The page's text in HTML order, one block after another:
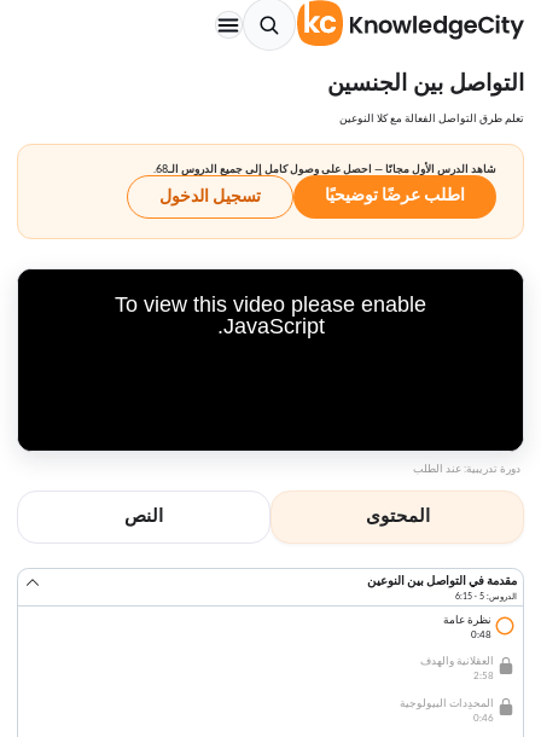
التواصل بين الجنسين
تعلم طرق التواصل الفعالة مع كلا النوعين
شاهد الدرس الأول مجانًا — احصل على وصول كامل إلى جميع الدروس الـ68.
اطلب عرضًا توضيحيًا تسجيل الدخول
To view this video please enable
JavaScript.
دورة تدريبية: عند الطلب
المحتوى النص
مقدمة في التواصل بين النوعين
الدروس: 5 · 6:15
نظرة عامة
0:48
العقلانية والهدف
2:58
المحدِدات البيولوجية
0:46